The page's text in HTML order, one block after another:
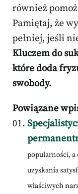
również
Pamiętaj, że
pełniej, jeśli
Kluczem do
które doda
swobody.
Powiązane
popularności, a
uzyskania
właściwych